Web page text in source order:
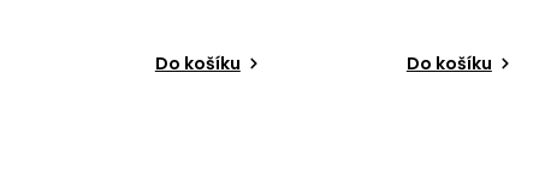
Do košíku Do košíku